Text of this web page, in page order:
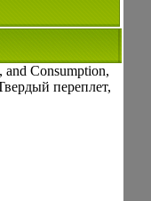
and Consumption,
переплет,